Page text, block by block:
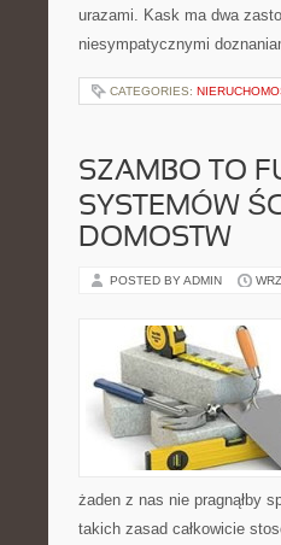
urazami. Kask ma dwa
niesympatycznymi
CATEGORIES:
SZAMBO TO
SYSTEMÓW
DOMOSTW
POSTED BY ADMIN
żaden z nas nie pragnąłby
takich zasad całkowicie